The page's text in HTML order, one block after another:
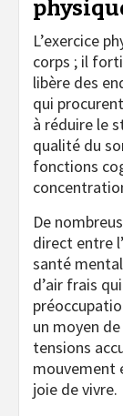
L’exercice
corps ; il
libère des
qui
à réduire le
qualité du
fonctions
De
direct entre
santé
d’air frais
un moyen
tensions
mouvement
joie de vivre.